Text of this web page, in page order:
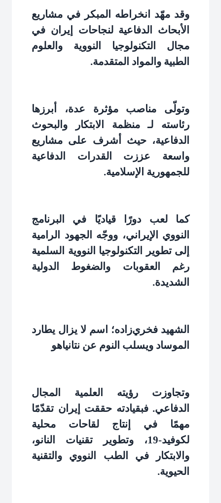
وقد مهّد انخراطه المبكر في مشاريع
الأبحاث الدفاعية لنجاحات إيران في
مجال التكنولوجيا النووية والعلوم
الطبية والمواد المتقدمة.
وتولّى مناصب مؤثرة عدة، أبرزها
رئاسته لـ منظمة الابتكار والبحوث
الدفاعية، حيث أشرف على مشاريع
واسعة عززت القدرات الدفاعية
للجمهورية الإسلامية.
كما لعب دورًا قياديًا في البرنامج
النووي الإيراني، ووجّه الجهود الرامية
إلى تطوير التكنولوجيا النووية السلمية
رغم العقوبات والضغوط الدولية
الشديدة.
الشهيد فخري‌زاده؛ اسم لا يزال يطارد
الموساد ويسلب النوم عن نتانياهو
وتجاوزت رؤيته العلمية المجال
الدفاعي. فبقيادته حققت إيران تقدّمًا
مهمًا في إنتاج لقاحات محلية
لكوفيد-19، وتطوير تقنيات النانو،
والابتكار في الطب النووي والتقنية
الحيوية.